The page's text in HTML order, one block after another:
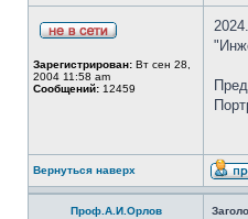
Зарегистрирован: Вт сен 28,
2004 11:58 am
Сообщений: 12459
Вернуться наверх
Проф.А.И.Орлов